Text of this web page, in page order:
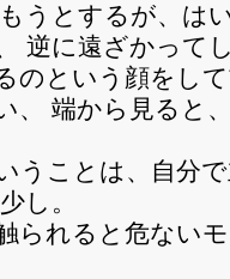
うとするが、は
逆に遠ざかって
のという顔をし
、 端から見ると
うことは、自分
し。
られると危ない